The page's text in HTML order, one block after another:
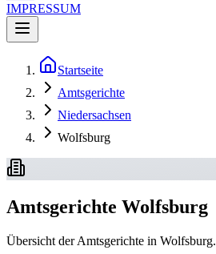
IMPRESSUM
Startseite
Amtsgerichte
Niedersachsen
Wolfsburg
Amtsgerichte Wolfsburg
Übersicht der Amtsgerichte in Wolfsburg.